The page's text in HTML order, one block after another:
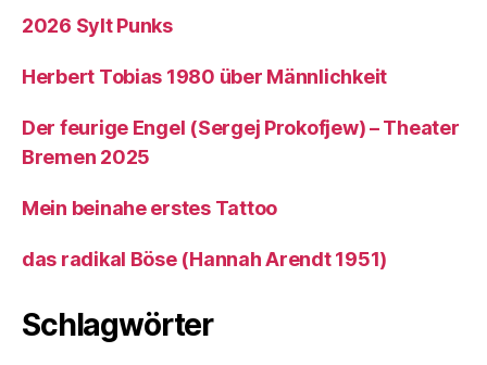
2026 Sylt Punks
Herbert Tobias 1980 über Männlichkeit
Der feurige Engel (Sergej Prokofjew) – Theater
Bremen 2025
Mein beinahe erstes Tattoo
das radikal Böse (Hannah Arendt 1951)
Schlagwörter